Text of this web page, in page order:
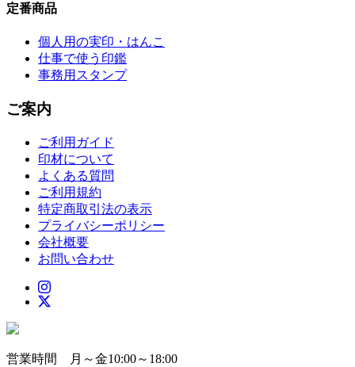
定番商品
個人用の実印・はんこ
仕事で使う印鑑
事務用スタンプ
ご案内
ご利用ガイド
印材について
よくある質問
ご利用規約
特定商取引法の表示
プライバシーポリシー
会社概要
お問い合わせ
営業時間 月～金10:00～18:00